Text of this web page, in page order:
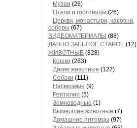
Музеи (26)
Отели и гостиницы (26)
Церкви, монастыри, часовни,
соборы (67)
ВИДЕОМАТЕРИАЛЫ (88)
ДАВНО ЗАБЫТОЕ СТАРОЕ (12)
ЖИВОТНЫЕ (828)
Кошки (283)
Дикие животные (127)
Собаки (111)
Насекомые (9)
Рептилии (5)
Земноводные (1)
Вымершие животные (7)
Домашние питомцы (97)